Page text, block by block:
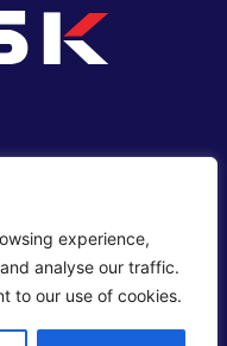
experience,
analyse our traffic.
to our use of cookies.